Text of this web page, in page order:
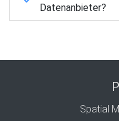
Datenanbieter?
Spatial